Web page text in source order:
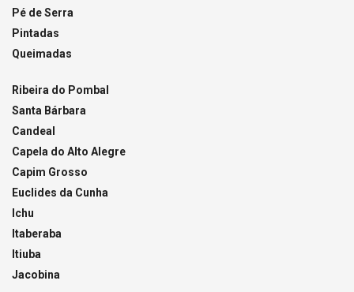
Pé de Serra
Pintadas
Queimadas
Ribeira do Pombal
Santa Bárbara
Candeal
Capela do Alto Alegre
Capim Grosso
Euclides da Cunha
Ichu
Itaberaba
Itiuba
Jacobina